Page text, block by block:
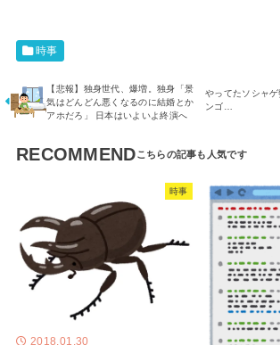
時事
【悲報】独身世代、爆増。独身「景
気はどんどん悪くなるのに結婚とか
アホだろ」 日本はいよいよ終演へ
やってたソシャ
ンゴ…
RECOMMEND
時事
2018.01.30